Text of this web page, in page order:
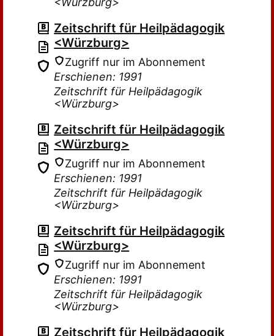
Zeitschrift für Heilpädagogik
<Würzburg>
Zugriff nur im Abonnement
Erschienen: 1991
Zeitschrift für Heilpädagogik
<Würzburg>
Zeitschrift für Heilpädagogik
<Würzburg>
Zugriff nur im Abonnement
Erschienen: 1991
Zeitschrift für Heilpädagogik
<Würzburg>
Zeitschrift für Heilpädagogik
<Würzburg>
Zugriff nur im Abonnement
Erschienen: 1991
Zeitschrift für Heilpädagogik
<Würzburg>
Zeitschrift für Heilpädagogik